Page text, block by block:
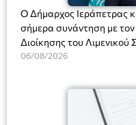
Ο Δήμαρχος Ιεράπετρας
σήμερα συνάντηση με τον
Διοίκησης του Λιμενικού
Ακτοφυλακής (Λ.Σ.-
06/08/2026